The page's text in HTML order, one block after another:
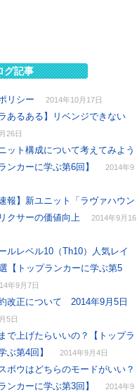
グ記事
リシー 2014年10月17日
あるある】リベンジできない
26日
ット構成について考えてみよう
ンカーに学ぶ第6回】
2014年9
報】新ユニット「ラヴァハウン
クサーの価値向上
2014年9月16
ルレベル10（Th10）人気レイ
【トップランカーに学ぶ第5
年9月7日
改正について 2014年9月5日
5日
で上げたらいいの？【トップラ
ぶ第4回】
2014年9月4日
ボウはどちらのモードがいい？
ンカーに学ぶ第3回】
2014年9